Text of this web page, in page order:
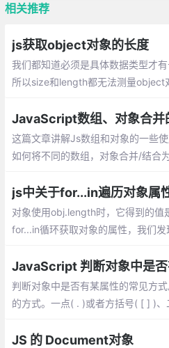
相关推荐
js获取object对象的长度
我们都知道必须是具体数据类型才有
所以size和length都无法测量object
象属性的个数呢？
这篇文章讲解Js数组和对象的一些
如何将不同的数组，对象合并/结合
js中关于for...in遍历对象属
对象使用obj.length时，它得到的
for...in循环获取对象的属性，我们发
JavaScript 判断对象中是
判断对象中是否有某属性的常见方
的方式。一点( . )或者方括号( [ ] )
需要结合使用
JS 的 Document对象